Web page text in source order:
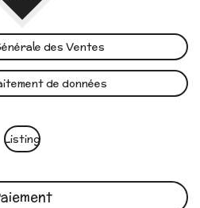
des Ventes
de données
Listing